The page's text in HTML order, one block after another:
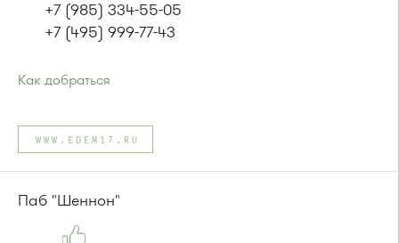
+7 (985) 334-55-05
+7 (495) 999-77-43
Как добраться
Автобусы № 366, 400к.
Маршрутка № 460м, 479м, 707м
или до остановки"Брехово 2 ":
Маршрутка № 460м, 479м, 707м
WWW.EDEM17.RU
Паб "Шеннон"